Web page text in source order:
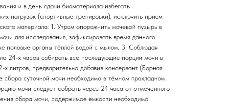
и в день сдачи биоматериала избегать
нагрузок (спортивные тренировки), исключить прием
материала: 1. Утром опорожнить мочевой пузырь в
для исследования, зафиксировать время данного
половые органы тёплой водой с мылом. 3. Соблюдая
24-х часов собирать все последующие порции мочи в
литров, предварительно добавив консервант (Борная
сбора суточной мочи необходимо в тёмном прохладном
мочи следует собрать через 24 часа от отмеченного
сбора мочи, содержимое ёмкости необходимо